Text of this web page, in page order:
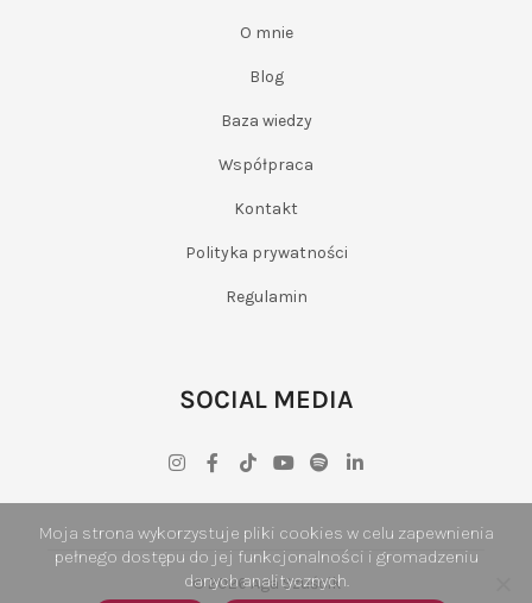
O mnie
Blog
Baza wiedzy
Współpraca
Kontakt
Polityka prywatności
Regulamin
SOCIAL MEDIA
© 2026 Aga Szuścik
Moja strona wykorzystuje pliki cookies w celu zapewnienia
pełnego dostępu do jej funkcjonalności i gromadzeniu
danych analitycznych.